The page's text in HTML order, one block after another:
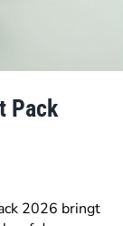
Pack
2026 bringt